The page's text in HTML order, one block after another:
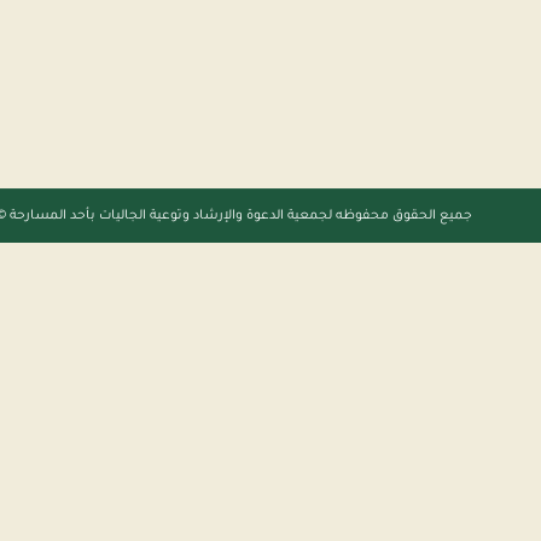
جميع الحقوق محفوظه لجمعية الدعوة والإرشاد وتوعية الجاليات بأحد المسارحة